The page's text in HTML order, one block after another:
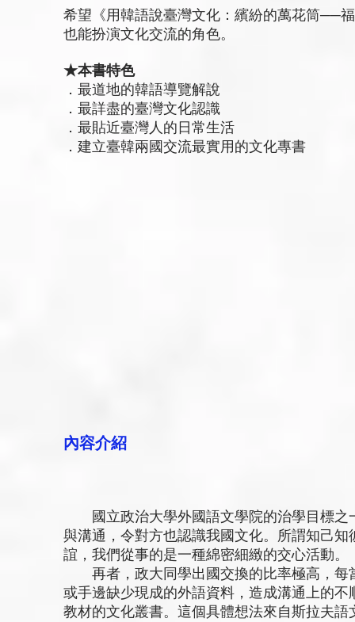
希望《用韓語說臺灣文化：繽紛的萬花筒──
也能扮演文化交流的角色。
★本書特色
．最道地的韓語導覽解說
．最詳盡的臺灣文化認識
．最貼近臺灣人的日常生活
．建立臺韓兩國交流最實用的文化專書
內容介紹
國立政治大學外國語文學院的治學目標之
與溝通，令對方也認識我國文化。所謂知己
誼，我們從事的是一種綿密細緻的交心活動。
再者，政大同學出國交換的比率極高，每
或手邊缺少現成的外語資料，造成溝通上的
教材的文化叢書。這個具體想法來自斯拉夫